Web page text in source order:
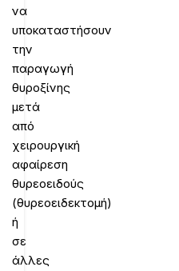
να
υποκαταστήσουν
την
παραγωγή
θυροξίνης
μετά
από
χειρουργική
αφαίρεση
θυρεοειδούς
(θυρεοειδεκτομή)
ή
σε
άλλες